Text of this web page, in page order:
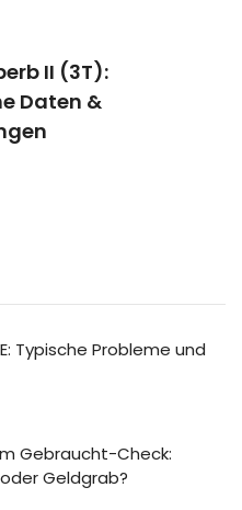
II (3T):
Daten &
Typische Probleme und
Gebraucht-Check:
Geldgrab?